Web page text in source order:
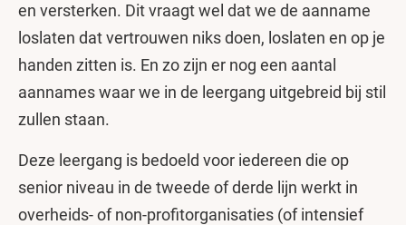
en versterken. Dit vraagt wel dat we de aanname
loslaten dat vertrouwen niks doen, loslaten en op je
handen zitten is. En zo zijn er nog een aantal
aannames waar we in de leergang uitgebreid bij stil
zullen staan.
Deze leergang is bedoeld voor iedereen die op
senior niveau in de tweede of derde lijn werkt in
overheids- of non-profitorganisaties (of intensief